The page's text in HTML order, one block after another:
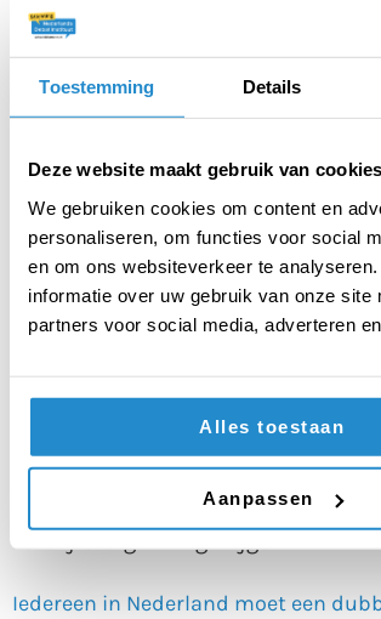
Toestemming Details
Deze website maakt gebruik van cookies
We gebruiken cookies om content en
personaliseren, om functies voor social
en om ons websiteverkeer te
informatie over uw gebruik van onze site
partners voor social media, adverteren
Alles toestaan
Aanpassen
LHBT-vluchtelingen moeten in aparte
opgevangen
Kinderen die wachten op asiel in
les krijgen op internationale scholen
Iedereen die langer dan een jaar in
verblijfsvergunning krijgen
Iedereen die langer dan een jaar in een
asielzoekerscentrum zit moet een
verblijfsvergunning krijgen
Iedereen in Nederland moet een